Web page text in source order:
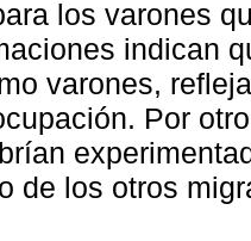
los varones
indican
varones,
Por
de los otros